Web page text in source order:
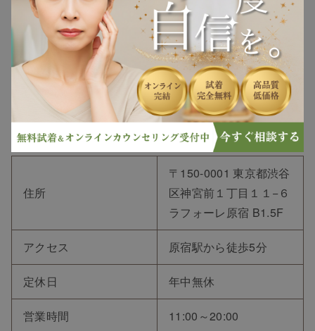
住所
〒150-0001 東京都渋谷
区神宮前１丁目１１−６
ラフォーレ原宿 B1.5F
アクセス 原宿駅から徒歩5分
定休日 年中無休
営業時間 11:00～20:00